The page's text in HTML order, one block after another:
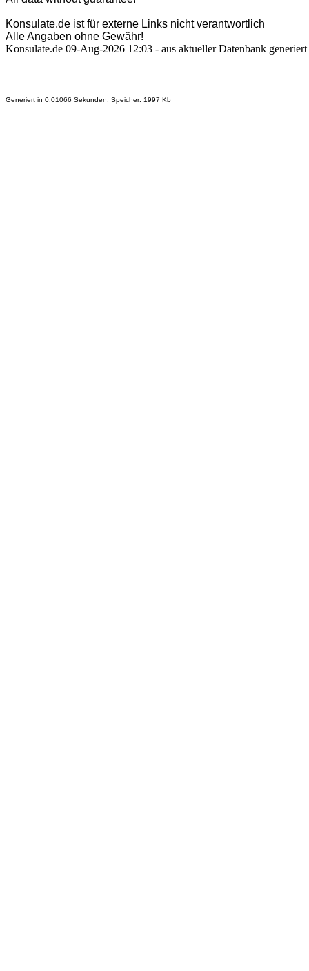
Konsulate.de ist für externe Links nicht verantwortlich
Alle Angaben ohne Gewähr!
Konsulate.de 09-Aug-2026 12:03 - aus aktueller Datenbank generiert
Generiert in 0.01066 Sekunden. Speicher: 1997 Kb